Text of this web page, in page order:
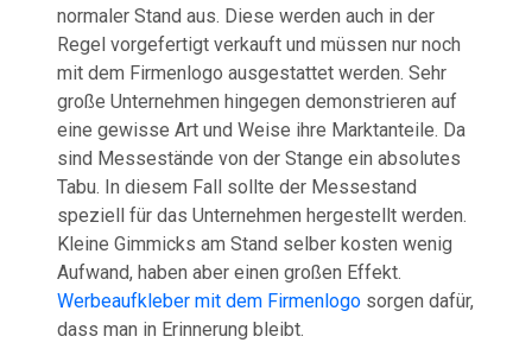
normaler Stand aus. Diese werden auch in der
Regel vorgefertigt verkauft und müssen nur noch
mit dem Firmenlogo ausgestattet werden. Sehr
große Unternehmen hingegen demonstrieren auf
eine gewisse Art und Weise ihre Marktanteile. Da
sind Messestände von der Stange ein absolutes
Tabu. In diesem Fall sollte der Messestand
speziell für das Unternehmen hergestellt werden.
Kleine Gimmicks am Stand selber kosten wenig
Aufwand, haben aber einen großen Effekt.
Werbeaufkleber mit dem Firmenlogo sorgen dafür,
dass man in Erinnerung bleibt.